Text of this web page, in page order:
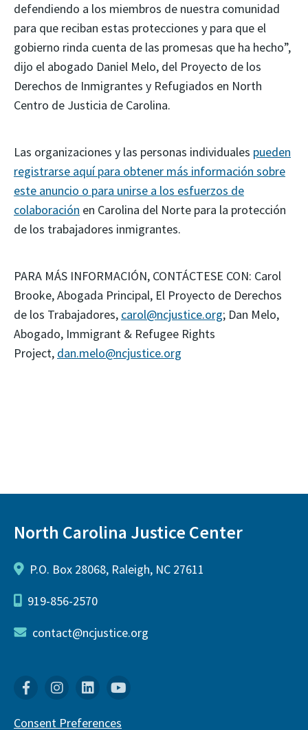
defendiendo a los miembros de nuestra comunidad
para que reciban estas protecciones y para que el
gobierno rinda cuenta de las promesas que ha hecho”,
dijo el abogado Daniel Melo, del Proyecto de los
Derechos de Inmigrantes y Refugiados en North
Centro de Justicia de Carolina.
Las organizaciones y las personas individuales pueden
registrarse aquí para obtener más información sobre
este anuncio o para unirse a los esfuerzos de
colaboración en Carolina del Norte para la protección
de los trabajadores inmigrantes.
PARA MÁS INFORMACIÓN, CONTÁCTESE CON: Carol
Brooke, Abogada Principal, El Proyecto de Derechos
de los Trabajadores, carol@ncjustice.org; Dan Melo,
Abogado, Immigrant & Refugee Rights
Project, dan.melo@ncjustice.org
North Carolina Justice Center
P.O. Box 28068, Raleigh, NC 27611
919-856-2570
contact@ncjustice.org
FacebookInstagram
Linkedin
Consent Preferences